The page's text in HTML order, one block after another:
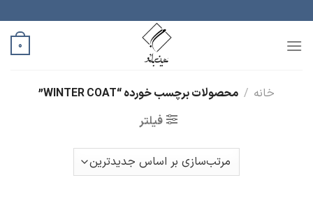
به
محتوا
0
خانه / محصولات برچسب خورده “WINTER COAT”
فیلتر